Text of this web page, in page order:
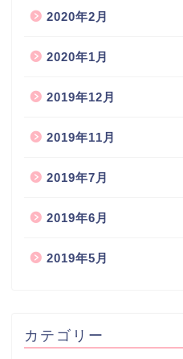
2020年2月
2020年1月
2019年12月
2019年11月
2019年7月
2019年6月
2019年5月
カテゴリー